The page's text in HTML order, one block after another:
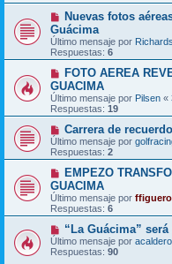
Nuevas fotos
Guácima
Último mensaje por
Respuestas: 6
FOTO AEREA
GUACIMA
Último mensaje por Pilsen «
Respuestas: 19
Carrera de
Último mensaje por
Respuestas: 2
EMPEZO
GUACIMA
Último mensaje por
Respuestas: 6
“La Guácima”
Último mensaje por
Respuestas: 90